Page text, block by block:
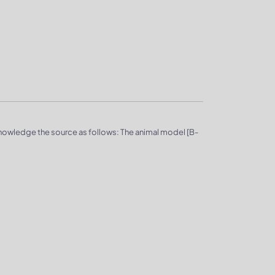
the source as follows: The animal model [B-